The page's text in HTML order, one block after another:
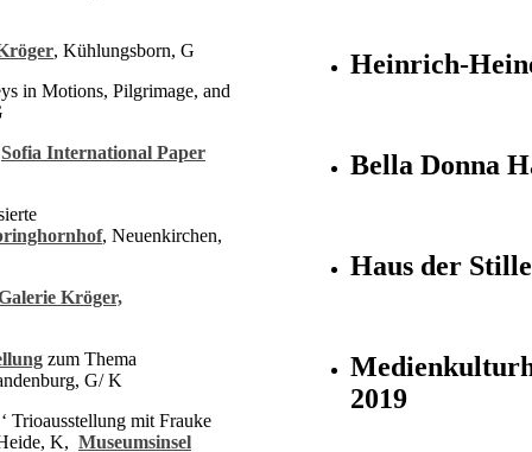
, Kühlungsborn, G
in Motions, Pilgrimage, and
Sofia International Paper
, Neuenkirchen,
Kröger,
zum Thema
G/ K
Trioausstellung mit Frauke
K, Museumsinsel
Heinrich-
Bella Donna
Haus der
2019